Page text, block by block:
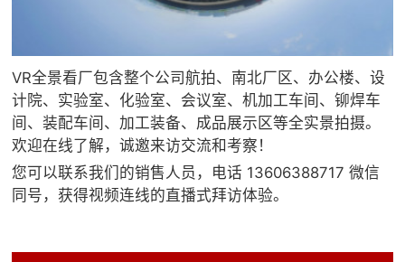
VR全景看厂包含整个公司航拍、南北厂区、办公楼、设
计院、实验室、化验室、会议室、机加工车间、铆焊车
间、装配车间、加工装备、成品展示区等全实景拍摄。
欢迎在线了解，诚邀来访交流和考察！
您可以联系我们的销售人员，电话 13606388717 微信
同号，获得视频连线的直播式拜访体验。